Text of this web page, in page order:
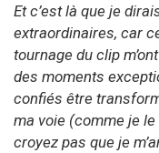
Et c’est là que je
extraordinaires, car
tournage du clip
des moments
confiés être
ma voie (comme je
croyez pas que je